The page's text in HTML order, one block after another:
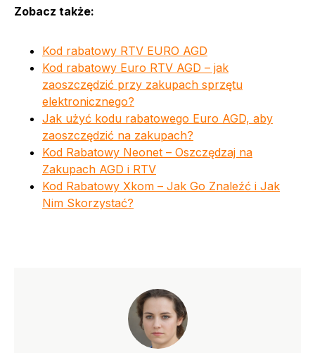
Zobacz także:
Kod rabatowy RTV EURO AGD
Kod rabatowy Euro RTV AGD – jak
zaoszczędzić przy zakupach sprzętu
elektronicznego?
Jak użyć kodu rabatowego Euro AGD, aby
zaoszczędzić na zakupach?
Kod Rabatowy Neonet – Oszczędzaj na
Zakupach AGD i RTV
Kod Rabatowy Xkom – Jak Go Znaleźć i Jak
Nim Skorzystać?